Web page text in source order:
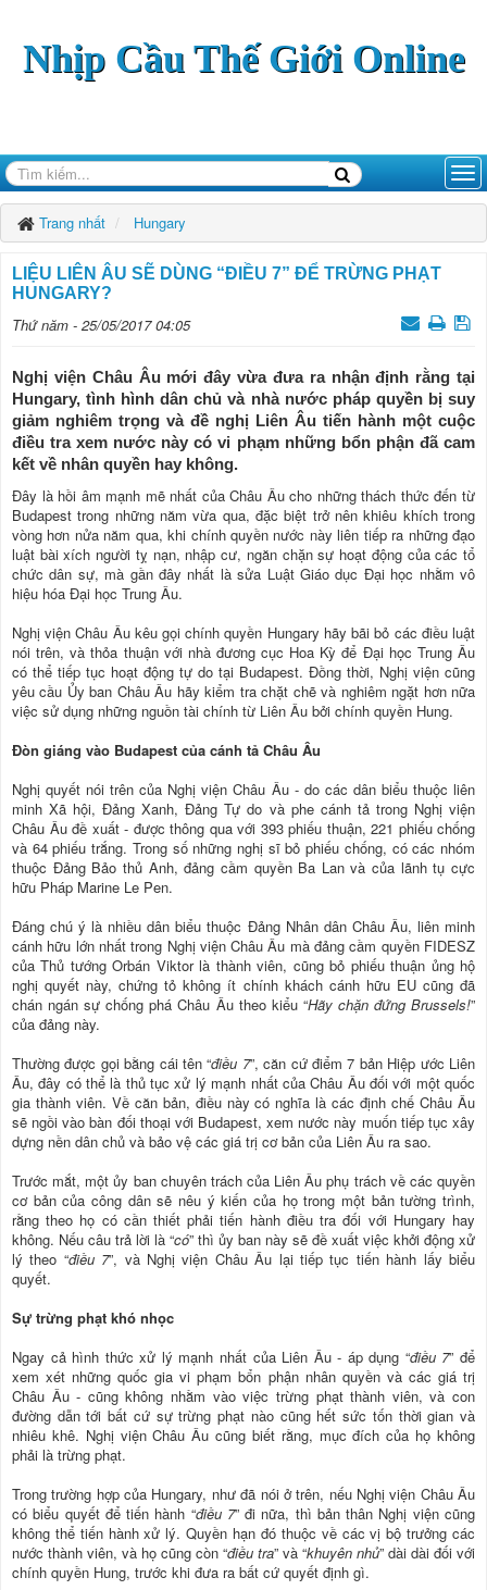
Nhịp Cầu Thế Giới Online
Trang nhất Hungary
LIỆU LIÊN ÂU SẼ DÙNG “ĐIỀU 7” ĐỂ TRỪNG PHẠT
HUNGARY?
Thứ năm - 25/05/2017 04:05
Nghị viện Châu Âu mới đây vừa đưa ra nhận định rằng tại
Hungary, tình hình dân chủ và nhà nước pháp quyền bị suy
giảm nghiêm trọng và đề nghị Liên Âu tiến hành một cuộc
điều tra xem nước này có vi phạm những bổn phận đã cam
kết về nhân quyền hay không.
Đây là hồi âm mạnh mẽ nhất của Châu Âu cho những thách thức đến từ
Budapest trong những năm vừa qua, đặc biệt trở nên khiêu khích trong
vòng hơn nửa năm qua, khi chính quyền nước này liên tiếp ra những đạo
luật bài xích người tỵ nạn, nhập cư, ngăn chặn sự hoạt động của các tổ
chức dân sự, mà gần đây nhất là sửa Luật Giáo dục Đại học nhằm vô
hiệu hóa Đại học Trung Âu.
Nghị viện Châu Âu kêu gọi chính quyền Hungary hãy bãi bỏ các điều luật
nói trên, và thỏa thuận với nhà đương cục Hoa Kỳ để Đại học Trung Âu
có thể tiếp tục hoạt động tự do tại Budapest. Đồng thời, Nghị viện cũng
yêu cầu Ủy ban Châu Âu hãy kiểm tra chặt chẽ và nghiêm ngặt hơn nữa
việc sử dụng những nguồn tài chính từ Liên Âu bởi chính quyền Hung.
Đòn giáng vào Budapest của cánh tả Châu Âu
Nghị quyết nói trên của Nghị viện Châu Âu - do các dân biểu thuộc liên
minh Xã hội, Đảng Xanh, Đảng Tự do và phe cánh tả trong Nghị viện
Châu Âu đề xuất - được thông qua với 393 phiếu thuận, 221 phiếu chống
và 64 phiếu trắng. Trong số những nghị sĩ bỏ phiếu chống, có các nhóm
thuộc Đảng Bảo thủ Anh, đảng cầm quyền Ba Lan và của lãnh tụ cực
hữu Pháp Marine Le Pen.
Đáng chú ý là nhiều dân biểu thuộc Đảng Nhân dân Châu Âu, liên minh
cánh hữu lớn nhất trong Nghị viện Châu Âu mà đảng cầm quyền FIDESZ
của Thủ tướng Orbán Viktor là thành viên, cũng bỏ phiếu thuận ủng hộ
nghị quyết này, chứng tỏ không ít chính khách cánh hữu EU cũng đã
chán ngán sự chống phá Châu Âu theo kiểu “Hãy chặn đứng Brussels!”
của đảng này.
Thường được gọi bằng cái tên “điều 7”, căn cứ điểm 7 bản Hiệp ước Liên
Âu, đây có thể là thủ tục xử lý mạnh nhất của Châu Âu đối với một quốc
gia thành viên. Về căn bản, điều này có nghĩa là các định chế Châu Âu
sẽ ngồi vào bàn đối thoại với Budapest, xem nước này muốn tiếp tục xây
dựng nền dân chủ và bảo vệ các giá trị cơ bản của Liên Âu ra sao.
Trước mắt, một ủy ban chuyên trách của Liên Âu phụ trách về các quyền
cơ bản của công dân sẽ nêu ý kiến của họ trong một bản tường trình,
rằng theo họ có cần thiết phải tiến hành điều tra đối với Hungary hay
không. Nếu câu trả lời là “có” thì ủy ban này sẽ đề xuất việc khởi động xử
lý theo “điều 7”, và Nghị viện Châu Âu lại tiếp tục tiến hành lấy biểu
quyết.
Sự trừng phạt khó nhọc
Ngay cả hình thức xử lý mạnh nhất của Liên Âu - áp dụng “điều 7” để
xem xét những quốc gia vi phạm bổn phận nhân quyền và các giá trị
Châu Âu - cũng không nhằm vào việc trừng phạt thành viên, và con
đường dẫn tới bất cứ sự trừng phạt nào cũng hết sức tốn thời gian và
nhiêu khê. Nghị viện Châu Âu cũng biết rằng, mục đích của họ không
phải là trừng phạt.
Trong trường hợp của Hungary, như đã nói ở trên, nếu Nghị viện Châu Âu
có biểu quyết để tiến hành “điều 7” đi nữa, thì bản thân Nghị viện cũng
không thể tiến hành xử lý. Quyền hạn đó thuộc về các vị bộ trưởng các
nước thành viên, và họ cũng còn “điều tra” và “khuyên nhủ” dài dài đối với
chính quyền Hung, trước khi đưa ra bất cứ quyết định gì.